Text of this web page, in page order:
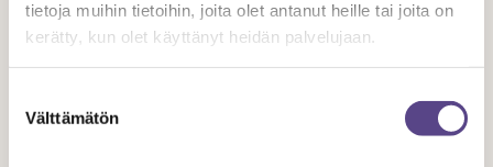
tietoja muihin tietoihin, joita olet antanut heille tai joita on
kerätty, kun olet käyttänyt heidän palvelujaan.
valinta
Välttämätön
Esimerkiksi ohjelmaformaattituotanto on merkittävä osa
nykyistä av-markkinaa. Kansainvälisesti menestyvä
ohjelmaformaatti voi tuottaa helposti huomattavaa
tuottoa ja tv-ohjelmaformaattina voidaan myydä myös
draamasarjojen käsikirjoituksia. Ehdotamme, että tv-